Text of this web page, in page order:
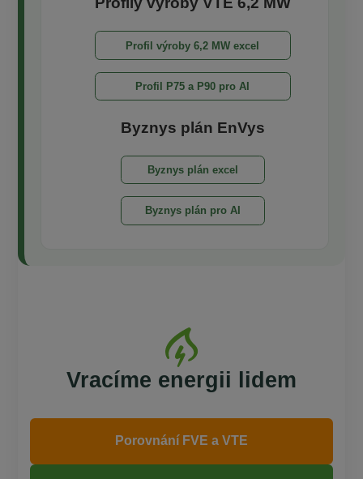
Profil výroby 6,2 MW excel
Profil P75 a P90 pro AI
Byznys plán EnVys
Byznys plán excel
Byznys plán pro AI
Vracíme energii lidem
Porovnání FVE a VTE